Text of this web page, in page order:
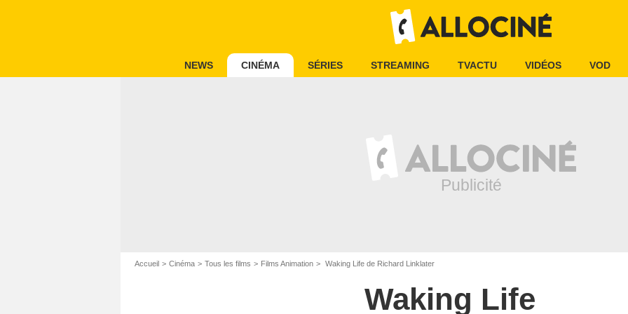
NEWS CINÉMA SÉRIES STREAMING TVACTU VIDÉOS VOD
Accueil Cinéma Tous les films Films Animation Waking Life de Richard Linklater
Waking Life